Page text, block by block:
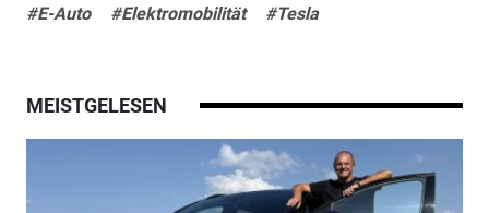
#E-Auto #Elektromobilität #Tesla
MEISTGELESEN